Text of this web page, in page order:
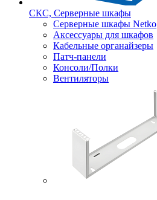
СКС, Серверные шкафы
Серверные шкафы Netko
Аксессуары для шкафов
Кабельные органайзеры
Патч-панели
Консоли/Полки
Вентиляторы